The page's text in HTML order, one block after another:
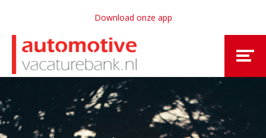
Download onze app